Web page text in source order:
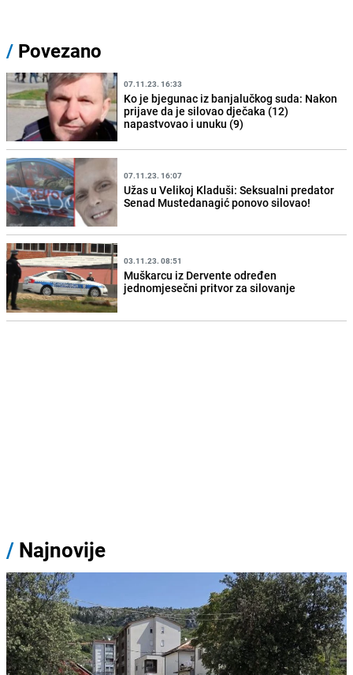
/ Povezano
07.11.23. 16:33
Ko je bjegunac iz banjalučkog suda: Nakon
prijave da je silovao dječaka (12)
napastvovao i unuku (9)
07.11.23. 16:07
Užas u Velikoj Kladuši: Seksualni predator
Senad Mustedanagić ponovo silovao!
03.11.23. 08:51
Muškarcu iz Dervente određen
jednomjesečni pritvor za silovanje
/ Najnovije